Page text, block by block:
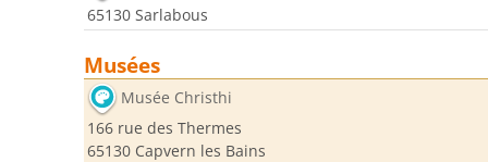
65130 Sarlabous
Musées
Musée Christhi
166 rue des Thermes
65130 Capvern les Bains